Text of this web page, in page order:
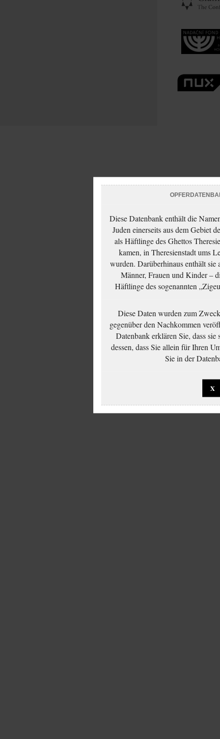
Diese Datenbank enthält die
Juden einerseits aus dem Gebiet
als Häftlinge des Ghettos
kamen, in Theresienstadt ums
wurden. Darüberhinaus enthält
Männer, Frauen und Kinder –
Häftlinge des sogenannten
Diese Daten wurden zum
gegenüber den Nachkommen
Datenbank erklären Sie, dass sie
dessen, dass Sie allein für Ihren
Sie in der
X